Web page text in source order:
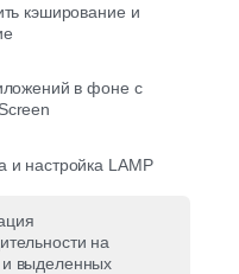
и настройка LAMP
на
и выделенных